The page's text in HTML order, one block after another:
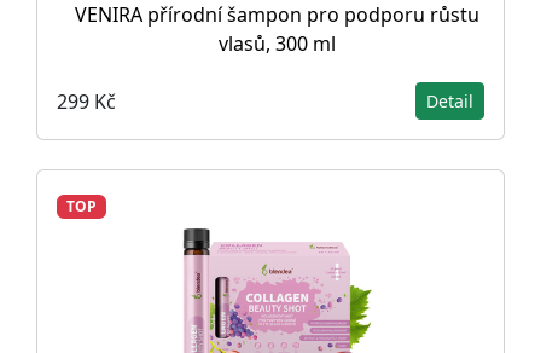
VENIRA přírodní šampon pro podporu růstu
vlasů, 300 ml
299 Kč Detail
TOP